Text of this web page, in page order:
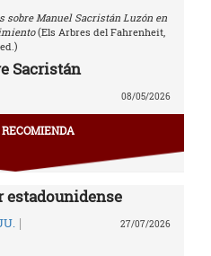
sobre Manuel Sacristán Luzón en
(Els Arbres del Fahrenheit,
Sacristán
08/05/2026
estadounidense
| 27/07/2026